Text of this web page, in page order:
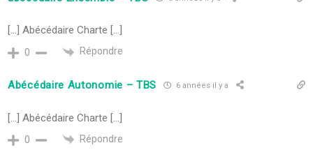
[…] Abécédaire Charte […]
0 Répondre
Abécédaire Autonomie – TBS 6 années il y a
[…] Abécédaire Charte […]
0 Répondre